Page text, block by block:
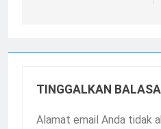
TINGGALKAN
Alamat email Anda tidak